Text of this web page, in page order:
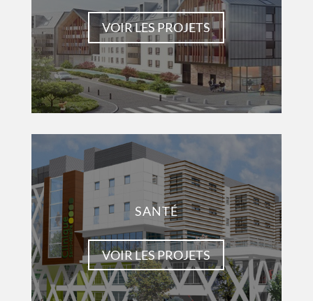
VOIR LES PROJETS
SANTÉ
VOIR LES PROJETS